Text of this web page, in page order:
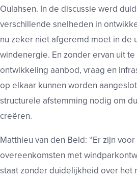
Oulahsen. In de discussie werd
verschillende snelheden in
nu zeker niet afgeremd moet in de
windenergie. En zonder ervan uit te
ontwikkeling aanbod, vraag en
op elkaar kunnen worden
structurele afstemming nodig om
creëren.
Matthieu van den Beld: “Er zijn
overeenkomsten met
staat zonder duidelijkheid over het